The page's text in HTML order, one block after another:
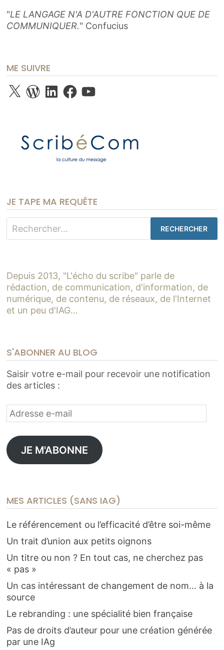
"LE LANGAGE N'A D'AUTRE FONCTION QUE DE
COMMUNIQUER." Confucius
ME SUIVRE
X WordPress
LinkedInFacebook
YouTube
JE TAPE MA REQUÊTE
Rechercher :
Depuis 2013, "L'écho du scribe" parle de
rédaction, de communication, d'information, de
numérique, de contenu, de réseaux, de l'Internet
et un peu d'IAG...
S'ABONNER AU BLOG
Saisir votre e-mail pour recevoir une notification
des articles :
Adresse
e-
mail
JE M'ABONNE
MES ARTICLES (SANS IAG)
Le référencement ou l’efficacité d’être soi-même
Un trait d’union aux petits oignons
Un titre ou non ? En tout cas, ne cherchez pas
« pas »
Un cas intéressant de changement de nom… à la
source
Le rebranding : une spécialité bien française
Pas de droits d’auteur pour une création générée
par une IAg